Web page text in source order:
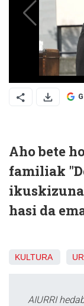
Aho bete
familiak
hasi da
KULTURA
AIURRI